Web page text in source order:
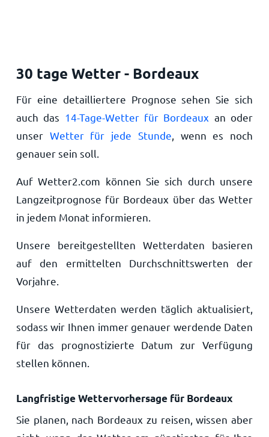
30 tage Wetter - Bordeaux
Für eine detailliertere Prognose sehen Sie sich
auch das 14-Tage-Wetter für Bordeaux an oder
unser Wetter für jede Stunde , wenn es noch
genauer sein soll.
Auf Wetter2.com können Sie sich durch unsere
Langzeitprognose für Bordeaux über das Wetter
in jedem Monat informieren.
Unsere bereitgestellten Wetterdaten basieren
auf den ermittelten Durchschnittswerten der
Vorjahre.
Unsere Wetterdaten werden täglich aktualisiert,
sodass wir Ihnen immer genauer werdende Daten
für das prognostizierte Datum zur Verfügung
stellen können.
Langfristige Wettervorhersage für Bordeaux
Sie planen, nach Bordeaux zu reisen, wissen aber